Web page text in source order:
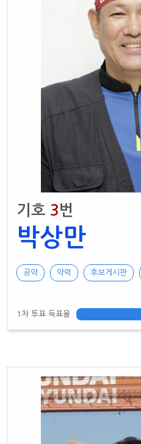
기호 3번
박상만
공약 약력 후보게시판
1차 투표 득표율